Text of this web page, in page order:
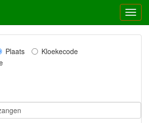
Plaats
Kloekecode